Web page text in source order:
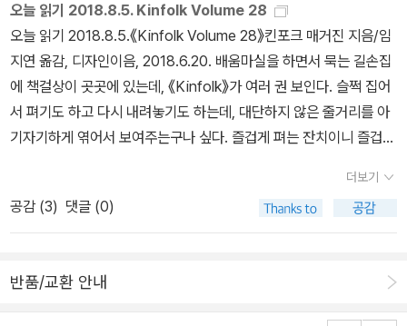
오늘 읽기 2018.8.5. Kinfolk Volume 28
오늘 읽기 2018.8.5.《Kinfolk Volume 28》킨포크 매거진 지음/임
지연 옮감, 디자인이음, 2018.6.20. 배움마실을 하면서 묵는 길손집
에 책걸상이 곳곳에 있는데, 《Kinfolk》가 여러 권 보인다. 슬쩍 집어
서 펴기도 하고 다시 내려놓기도 하는데, 대단하지 않은 줄거리를 아
기자기하게 엮어서 보여주는구나 싶다. 즐겁게 펴는 잔치이니 즐겁게
이를 고스란히 잡지 하나에 옮길 수 있겠지. 우리는 무엇을 해 볼 만할
까? 고장마다 마을마다 《구례》라든지 《임실》 같은 책을 수수하거나
투박하게 엮을 만하다. 멋들어진 사진을 넣을 까닭은 없다. 잘 쓴 글을
주고받은 말을 찬찬히 갈무리해서 얹으면 된다. 아이하고 함께 배운
하루를 적으면 되고, 바람을 이야기하고 구름하고 햇살을 사진으로
더보기
공감 (3) 댓글 (0)
반품/교환 안내